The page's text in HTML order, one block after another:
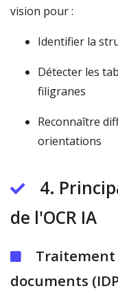
vision pour :
Identifier la
Détecter les
filigranes
Reconnaître
orientations
4.
de l'OCR IA
documents